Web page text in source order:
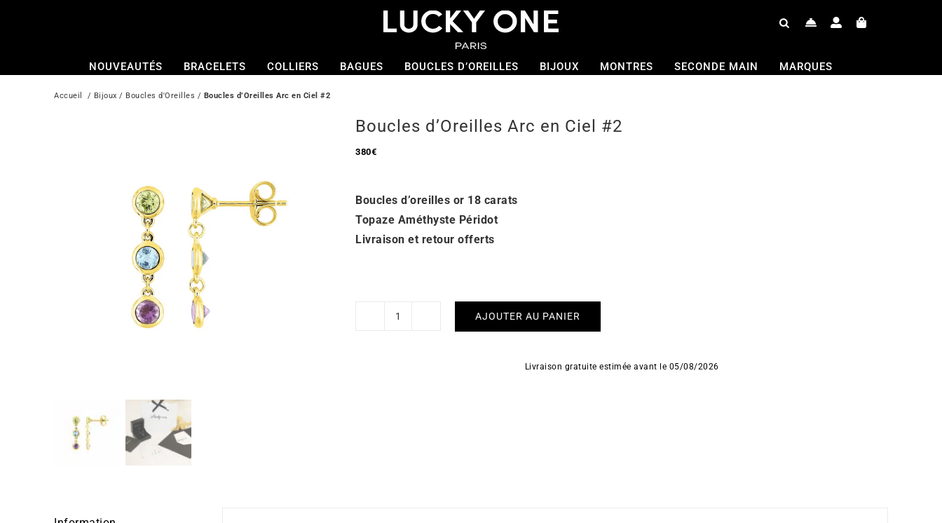
NOUVEAUTÉS BRACELETS COLLIERS BAGUES BOUCLES D’OREILLES BIJOUX MONTRES SECONDE MAIN MARQUES
Accueil
  /
Bijoux / Boucles d'Oreilles / Boucles d’Oreilles Arc en Ciel #2
Boucles d’Oreilles Arc en Ciel #2
380€
Boucles d’oreilles or 18 carats
Topaze Améthyste Péridot
Livraison et retour offerts
quantité
AJOUTER AU PANIER
Livraison gratuite estimée avant le 05/08/2026